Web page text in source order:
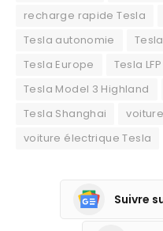
recharge rapide Tesla
Tesla autonomie
Tesla Europe
Tesla LFP
Tesla Model 3 Highland
Tesla Shanghai
voiture électrique Tesla
Suivre